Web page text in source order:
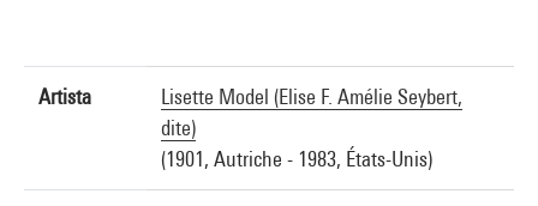
Artista
Lisette Model (Elise F. Amélie Seybert,
dite)
(1901, Autriche - 1983, États-Unis)